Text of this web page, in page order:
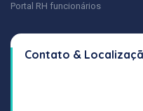
Portal RH funcionários
Contato &